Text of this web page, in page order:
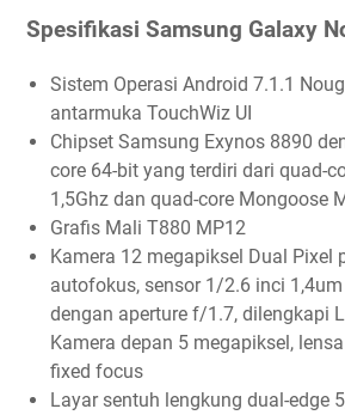
Spesifikasi Samsung Galaxy
Sistem Operasi Android 7.1.1
antarmuka TouchWiz UI
Chipset Samsung Exynos 8890
core 64-bit yang terdiri dari quad-
1,5Ghz dan quad-core Mongoose
Grafis Mali T880 MP12
Kamera 12 megapiksel Dual Pixel
autofokus, sensor 1/2.6 inci
dengan aperture f/1.7, dilengkapi
Kamera depan 5 megapiksel,
fixed focus
Layar sentuh lengkung dual-edge